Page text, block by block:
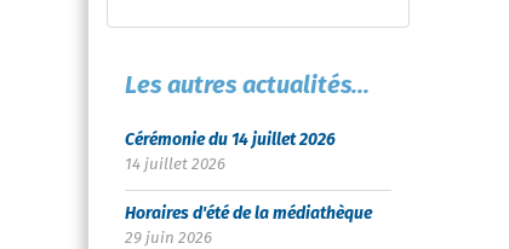
Les autres actualités...
Cérémonie du 14 juillet 2026
14 juillet 2026
Horaires d'été de la médiathèque
29 juin 2026